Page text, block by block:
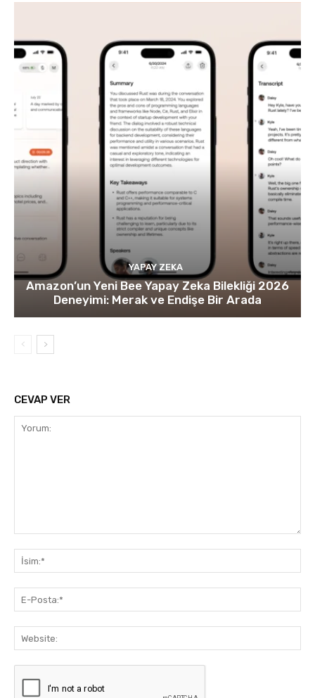
YAPAY ZEKA
Amazon’un Yeni Bee Yapay Zeka Bilekliği 2026
Deneyimi: Merak ve Endişe Bir Arada
CEVAP VER